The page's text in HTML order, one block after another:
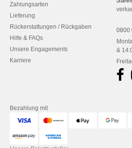
Zahlungsarten
Lieferung
Rückerstattungen / Rückgaben
Hilfe & FAQs
Unsere Engagements
Karriere
0800
&
Bezahlung mit